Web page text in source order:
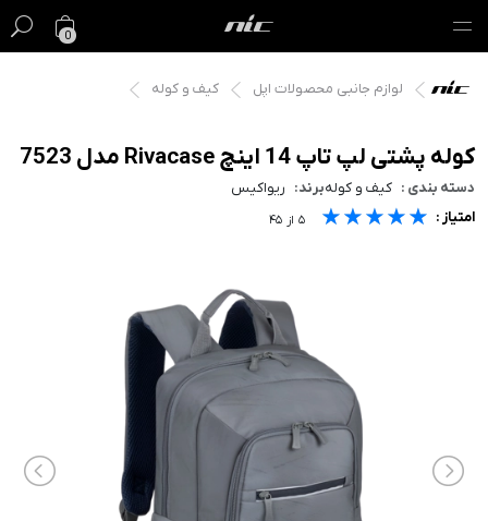
0
گیفت کارت
فروش ویژه
مک
اپل واچ
لوازم جانبی
صدا و تصویر
لوازم جانبی محصولات اپل کیف و کوله
کوله پشتی لپ تاپ 14 اینچ Rivacase مدل 7523
دسته بندی : کیف و کولهبرند: ریواکیس
امتیاز : ★★★★★
★★★★★
★★★★★ ۵ از ۴۵